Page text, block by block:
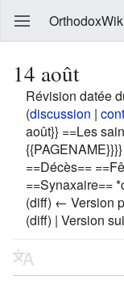
14 août
Révision datée
(discussion |
août}} ==Les
==Décès==
==Synaxaire==
(diff) ← Version
(diff) | Version